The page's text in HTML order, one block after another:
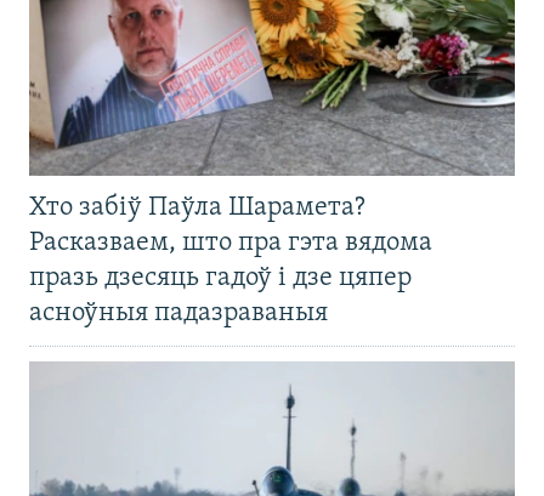
Хто забіў Паўла Шарамета?
Расказваем, што пра гэта вядома
празь дзесяць гадоў і дзе цяпер
асноўныя падазраваныя